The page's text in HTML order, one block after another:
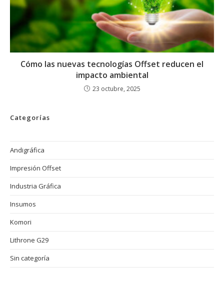
Cómo las nuevas tecnologías Offset reducen el
impacto ambiental
23 octubre, 2025
Categorías
Andigráfica
Impresión Offset
Industria Gráfica
Insumos
Komori
Lithrone G29
Sin categoría